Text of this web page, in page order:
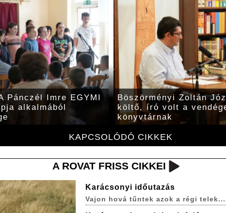
KAPCSOLÓDÓ CIKKEK
Pánczél Imre EGYMI
alkalmából
Böszörményi Zoltán
költő, író volt a
könyvtárnak
A ROVAT FRISS CIKKEI
Karácsonyi időutazás
Vajon hová tűntek azok a régi